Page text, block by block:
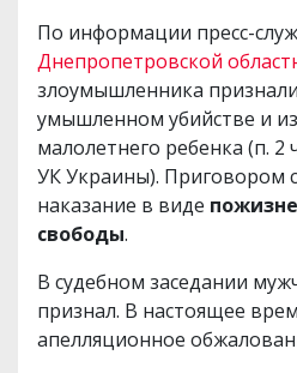
По информации пресс-
Днепропетровской
злоумышленника
умышленном убийстве и
малолетнего ребенка (п. 2
УК Украины). Приговором
наказание в виде
свободы.
В судебном заседании
признал. В настоящее
апелляционное